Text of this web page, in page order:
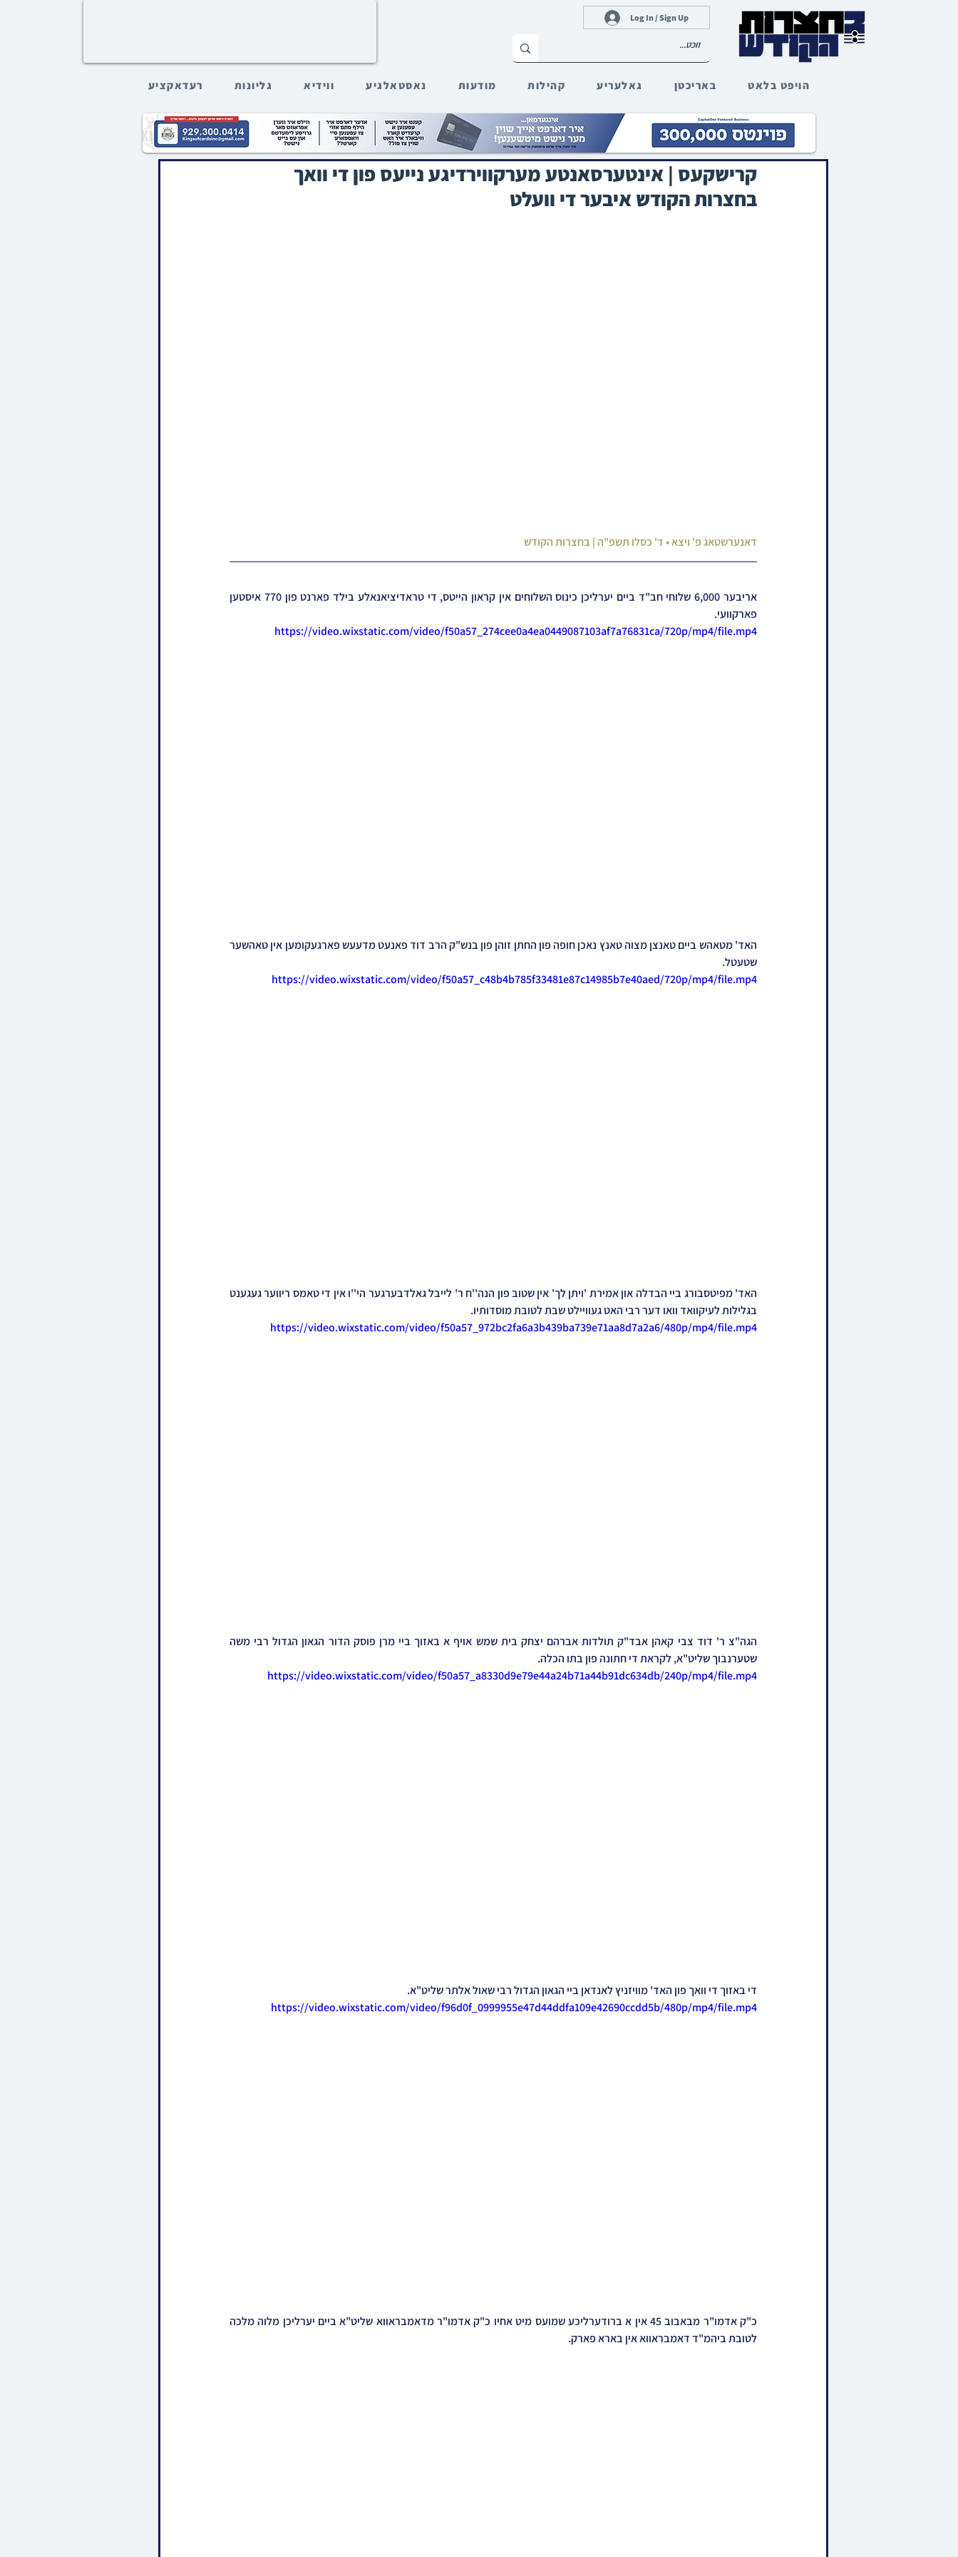
הויפט בלאט באריכטן גאלעריע קהילות מודעות נאסטאלגיע ווידיא גליונות רעדאקציע
Log In / Sign Up
קרישקעס | אינטערסאנטע מערקווירדיגע נייעס פון די וואך
בחצרות הקודש איבער די וועלט
דאנערשטאג פ' ויצא • ד' כסלו תשפ"ה | בחצרות הקודש
פארקוועי.
https://video.wixstatic.com/video/f50a57_274cee0a4ea0449087103af7a76831ca/720p/mp4/file.mp4
שטעטל.
https://video.wixstatic.com/video/f50a57_c48b4b785f33481e87c14985b7e40aed/720p/mp4/file.mp4
בגלילות לעיקוואד וואו דער רבי האט געוויילט שבת לטובת מוסדותיו.
https://video.wixstatic.com/video/f50a57_972bc2fa6a3b439ba739e71aa8d7a2a6/480p/mp4/file.mp4
שטערנבוך שליט"א, לקראת די חתונה פון בתו הכלה.
https://video.wixstatic.com/video/f50a57_a8330d9e79e44a24b71a44b91dc634db/240p/mp4/file.mp4
די באזוך די וואך פון האד' מוויזניץ לאנדאן ביי הגאון הגדול רבי שאול אלתר שליט"א.
https://video.wixstatic.com/video/f96d0f_0999955e47d44ddfa109e42690ccdd5b/480p/mp4/file.mp4
לטובת ביהמ"ד דאמבראווא אין בארא פארק.